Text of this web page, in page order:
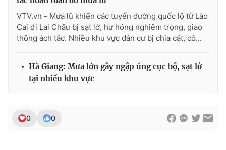
VTV9 VTV8
Liên hệ tòa soạn English
VTV.vn - Mưa lũ khiến các tuyến đường quốc lộ từ Lào
Cai đi Lai Châu bị sạt lở, hư hỏng nghiêm trọng, giao
thông ách tắc. Nhiều khu vực dân cư bị chia cắt, cô...
Hà Giang: Mưa lớn gây ngập úng cục bộ, sạt lở
tại nhiều khu vực
0 0